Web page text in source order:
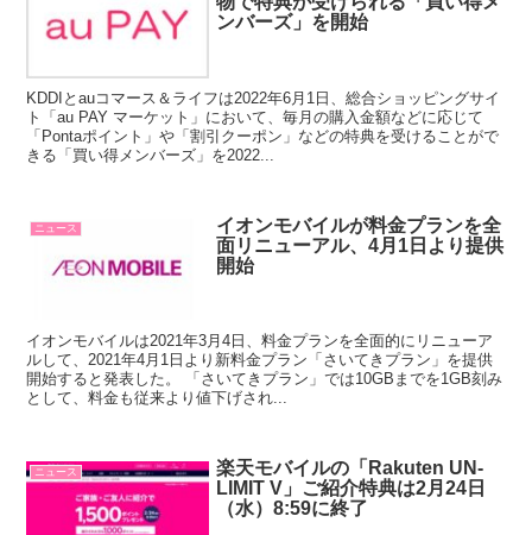
ンバーズ」を開始
KDDIとauコマース＆ライフは2022年6月1日、総合ショッピングサイ
ト「au PAY マーケット」において、毎月の購入金額などに応じて
「Pontaポイント」や「割引クーポン」などの特典を受けることがで
きる「買い得メンバーズ」を2022...
ニュース
イオンモバイルが料金プランを全
面リニューアル、4月1日より提供
開始
イオンモバイルは2021年3月4日、料金プランを全面的にリニューア
ルして、2021年4月1日より新料金プラン「さいてきプラン」を提供
開始すると発表した。 「さいてきプラン」では10GBまでを1GB刻み
として、料金も従来より値下げされ...
ニュース
楽天モバイルの「Rakuten UN-
LIMIT V」ご紹介特典は2月24日
（水）8:59に終了